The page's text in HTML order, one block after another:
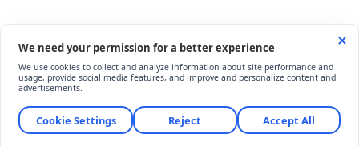
© ShiftDelete.Net